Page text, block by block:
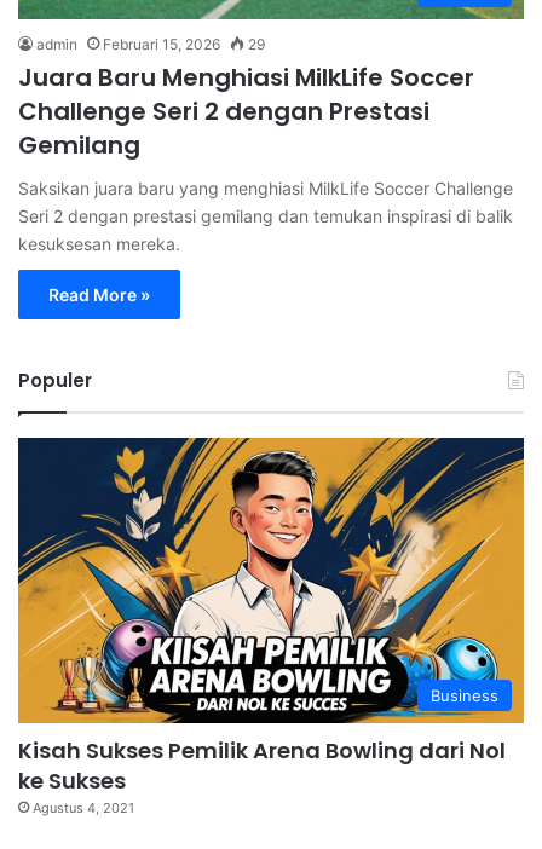
admin Februari 15, 2026 29
Juara Baru Menghiasi MilkLife Soccer
Challenge Seri 2 dengan Prestasi
Gemilang
Saksikan juara baru yang menghiasi MilkLife Soccer Challenge
Seri 2 dengan prestasi gemilang dan temukan inspirasi di balik
kesuksesan mereka.
Read More »
Populer
Business
Kisah Sukses Pemilik Arena Bowling dari Nol
ke Sukses
Agustus 4, 2021